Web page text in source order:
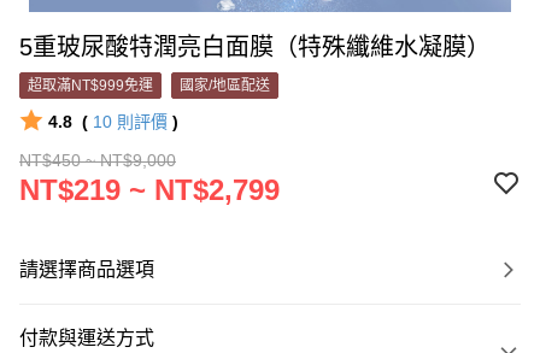
5重玻尿酸特潤亮白面膜（特殊纖維水凝膜）
超取滿NT$999免運 國家/地區配送
4.8 ( 10 則評價 )
NT$450 ~ NT$9,000
NT$219 ~ NT$2,799
請選擇商品選項
付款與運送方式